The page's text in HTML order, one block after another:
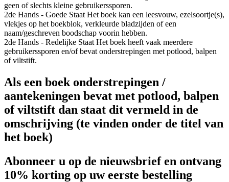
geen of slechts kleine gebruikerssporen.
2de Hands - Goede Staat Het boek kan een leesvouw, ezelsoortje(s),
vlekjes op het boekblok, verkleurde bladzijden of een
naam/geschreven boodschap voorin hebben.
2de Hands - Redelijke Staat Het boek heeft vaak meerdere
gebruikerssporen en/of bevat onderstrepingen met potlood, balpen
of viltstift.
Als een boek onderstrepingen /
aantekeningen bevat met potlood, balpen
of viltstift dan staat dit vermeld in de
omschrijving (te vinden onder de titel van
het boek)
Abonneer u op de nieuwsbrief en ontvang
10% korting op uw eerste bestelling